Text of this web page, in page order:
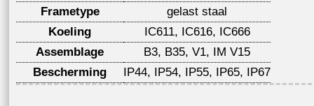
Frametype
gelast staal
Koeling
IC611, IC616, IC666
Assemblage
B3, B35, V1, IM V15
Bescherming
IP44, IP54, IP55, IP65, IP67